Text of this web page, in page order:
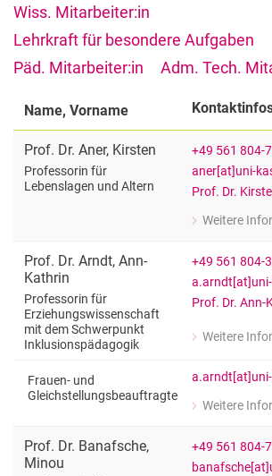
Wiss. Mitarbeiter:in
Lehrkraft für besondere Aufgaben
Päd. Mitarbeiter:in
Adm. Tech.
Name, Vorname
Prof. Dr. Aner, Kirsten
Professorin für
Lebenslagen und Altern
+49 561 804-
aner[at]uni-
Prof. Dr.
Weitere
zu Prof. Dr.
Prof. Dr. Arndt, Ann-
Kathrin
Professorin für
Erziehungswissenschaft
mit dem Schwerpunkt
Inklusionspädagogik
+49 561 804-
Prof. Dr. Ann-
Weitere
zu Prof. Dr.
Frauen- und
Gleichstellungsbeauftragte
Weitere
zu Prof. Dr.
Prof. Dr. Banafsche,
Minou
+49 561 804-